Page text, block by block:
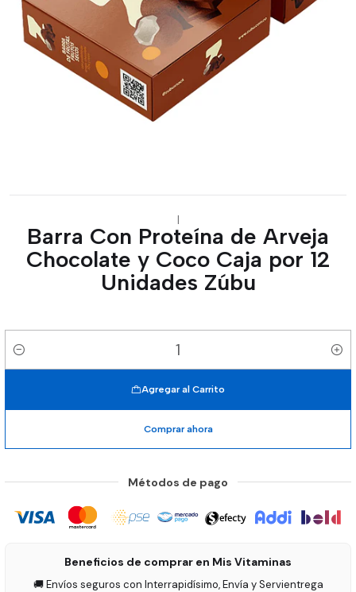
|
Barra Con Proteína de Arveja
Chocolate y Coco Caja por 12
Unidades Zúbu
Cantidad
Agregar al Carrito
Comprar ahora
Métodos de pago
Beneficios de comprar en Mis Vitaminas
🚚 Envíos seguros con Interrapidísimo, Envía y Servientrega